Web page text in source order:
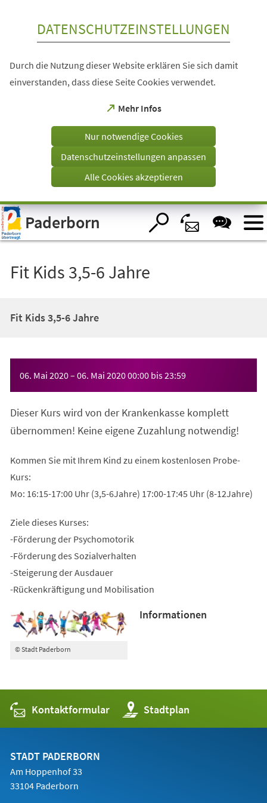
Visuelle
Assistenzsoftware
öffnen.
DATENSCHUTZEINSTELLUNGEN
Durch die Nutzung dieser Website erklären Sie sich damit
einverstanden, dass diese Seite Cookies verwendet.
Mehr Infos
(Öffnet
einem
Tab)
Nur notwendige Cookies
Datenschutzeinstellungen anpassen
Alle Cookies akzeptieren
Paderborn
Fit Kids 3,5-6 Jahre
Fit Kids 3,5-6 Jahre
06. Mai 2020– 06. Mai 202000:00 bis23:59
Dieser Kurs wird von der Krankenkasse komplett
übernommen! Keine eigene Zuzahlung notwendig!
Kommen Sie mit Ihrem Kind zu einem kostenlosen Probe-
Kurs:
Mo: 16:15-17:00 Uhr (3,5-6Jahre) 17:00-17:45 Uhr (8-12Jahre)
Ziele dieses Kurses:
-Förderung der Psychomotorik
-Förderung des Sozialverhalten
-Steigerung der Ausdauer
-Rückenkräftigung und Mobilisation
© Stadt Paderborn
Informationen
Kontaktformular Stadtplan
(Öffnet
in
einem
STADT PADERBORN
Am Hoppenhof 33
33104 Paderborn